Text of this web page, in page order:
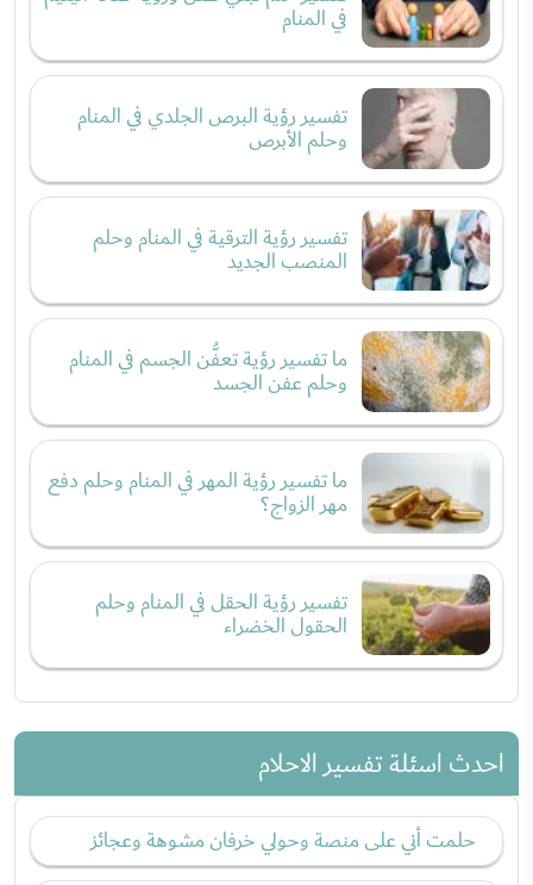
في المنام
تفسير رؤية البرص الجلدي في المنام
وحلم الأبرص
تفسير رؤية الترقية في المنام وحلم
المنصب الجديد
ما تفسير رؤية تعفُّن الجسم في المنام
وحلم عفن الجسد
ما تفسير رؤية المهر في المنام وحلم دفع
مهر الزواج؟
تفسير رؤية الحقل في المنام وحلم
الحقول الخضراء
احدث اسئلة تفسير الاحلام
حلمت أني على منصة وحولي خرفان مشوهة وعجائز